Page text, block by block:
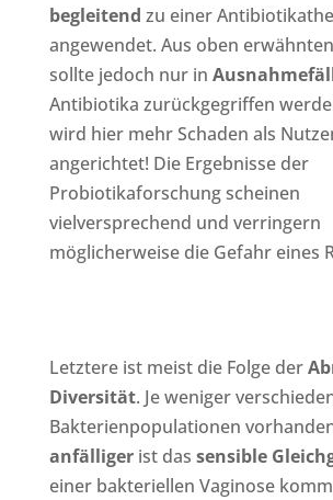
begleitend zu einer
angewendet. Aus oben
sollte jedoch nur in
Antibiotika zurückgegriffen
wird hier mehr Schaden als
angerichtet! Die Ergebnisse der
Probiotikaforschung scheinen
vielversprechend und verringern
möglicherweise die Gefahr eines
Letztere ist meist die Folge der
Diversität. Je weniger
Bakterienpopulationen
anfälligerist das sensible
einer bakteriellen Vaginose